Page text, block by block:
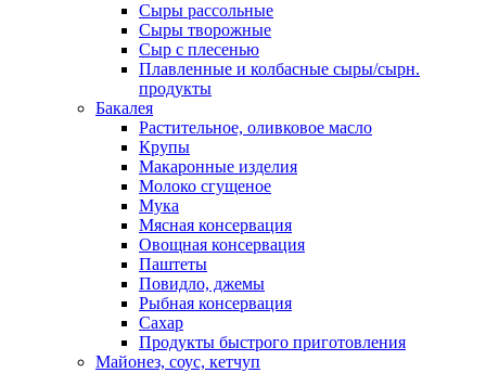
Сыры рассольные
Сыры творожные
Сыр с плесенью
Плавленные и колбасные сыры/сырн.
продукты
Бакалея
Растительное, оливковое масло
Крупы
Макаронные изделия
Молоко сгущеное
Мука
Мясная консервация
Овощная консервация
Паштеты
Повидло, джемы
Рыбная консервация
Сахар
Продукты быстрого приготовления
Майонез, соус, кетчуп